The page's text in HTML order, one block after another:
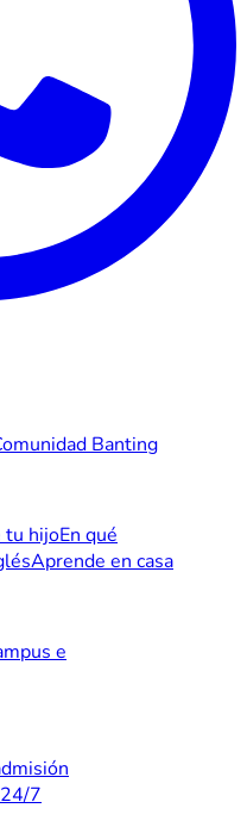
Banting
tu hijoEn qué
Aprende en casa
e
7